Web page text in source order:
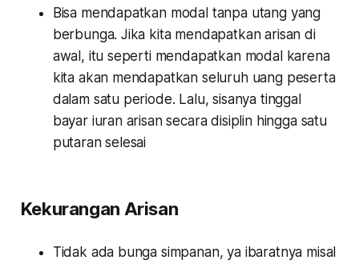
Bisa mendapatkan modal tanpa utang yang
berbunga. Jika kita mendapatkan arisan di
awal, itu seperti mendapatkan modal karena
kita akan mendapatkan seluruh uang peserta
dalam satu periode. Lalu, sisanya tinggal
bayar iuran arisan secara disiplin hingga satu
putaran selesai
Kekurangan Arisan
Tidak ada bunga simpanan, ya ibaratnya misal